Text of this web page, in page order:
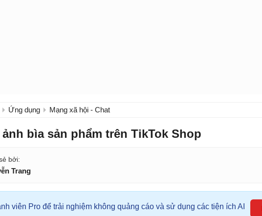
Ứng dụng Mạng xã hội - Chat
bìa sản phẩm trên TikTok Shop
Trang
viên Pro để trải nghiệm không quảng cáo và sử dụng các tiện ích AI